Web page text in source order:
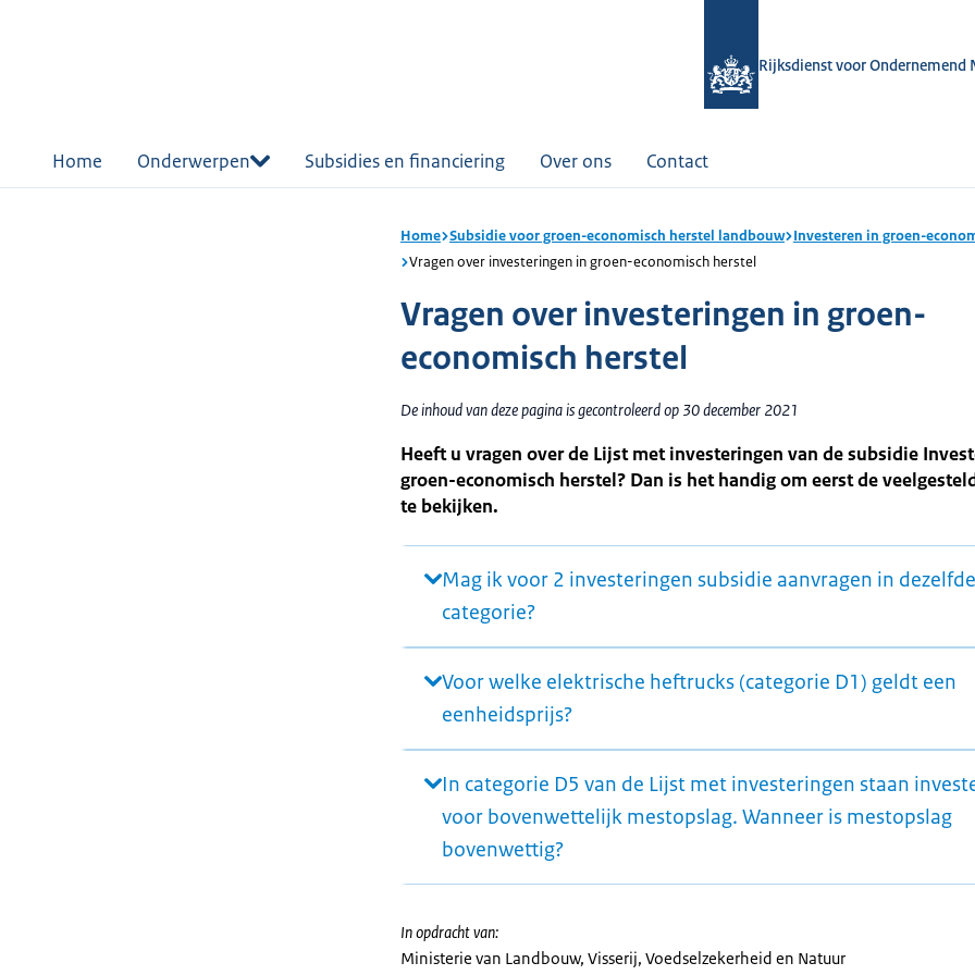
Rijksdienst voor Ondernemend
Home Onderwerpen Subsidies en financiering Over ons Contact
Home Subsidie voor groen-economisch herstel landbouw Investeren in groen-
Vragen over investeringen in groen-economisch herstel
Vragen over investeringen in groen-
economisch herstel
De inhoud van deze pagina is gecontroleerd op 30 december 2021
Heeft u vragen over de Lijst met investeringen van de subsidie
groen-economisch herstel? Dan is het handig om eerst de
te bekijken.
Mag ik voor 2 investeringen subsidie aanvragen in dezelfde
categorie?
Voor welke elektrische heftrucks (categorie D1) geldt een
eenheidsprijs?
In categorie D5 van de Lijst met investeringen staan
voor bovenwettelijk mestopslag. Wanneer is mestopslag
bovenwettig?
In opdracht van:
Ministerie van Landbouw, Visserij, Voedselzekerheid en Natuur